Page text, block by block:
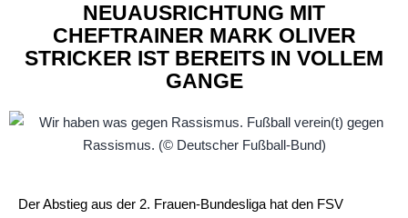
NEUAUSRICHTUNG MIT
CHEFTRAINER MARK OLIVER
STRICKER IST BEREITS IN VOLLEM
GANGE
Der Abstieg aus der 2. Frauen-Bundesliga hat den FSV